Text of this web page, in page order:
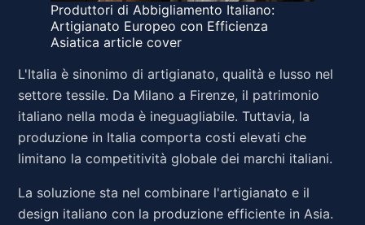
Produttori di Abbigliamento Italiano:
Artigianato Europeo con Efficienza
Asiatica article cover
L'Italia è sinonimo di artigianato, qualità e lusso nel
settore tessile. Da Milano a Firenze, il patrimonio
italiano nella moda è ineguagliabile. Tuttavia, la
produzione in Italia comporta costi elevati che
limitano la competitività globale dei marchi italiani.
La soluzione sta nel combinare l'artigianato e il
design italiano con la produzione efficiente in Asia.